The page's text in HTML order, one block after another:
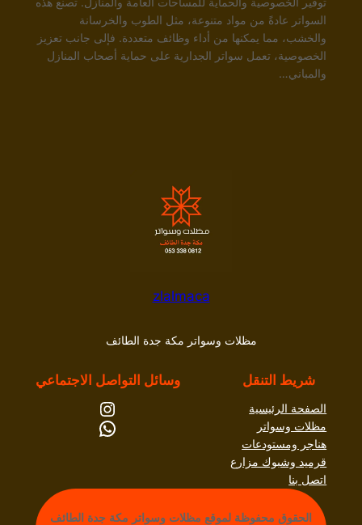
السواتر عادةً من مواد متنوعة، مثل الطوب والخرسانة
والخشب، مما يمكنها من أداء وظائف متعددة. فإلى جانب تعزيز
الخصوصية، تعمل سواتر الجدارية على حماية أصحاب المنازل
والمباني…
zlalmaca
مظلات وسواتر مكة جدة الطائف
شريط التنقل
الصفحة الرئيسية
مظلات وسواتر
هناجر ومستودعات
قرميد وشبوك مزارع
اتصل بنا
وسائل التواصل الاجتماعي
إنستجرام
واتساب
الحقوق محفوظة لموقع مظلات وسواتر مكة جدة الطائف